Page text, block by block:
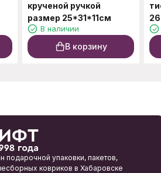
крученой ручкой
размер 25*31*11см
В наличии
В корзину
подарочной упаковки, пакетов,
ковриков в Хабаровске